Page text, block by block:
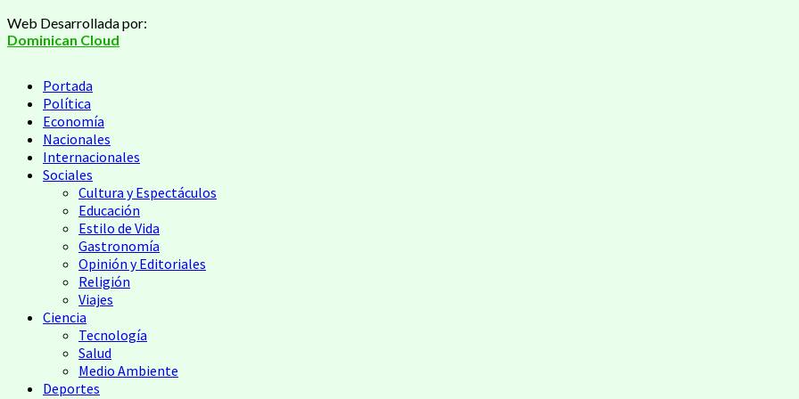
Saltar
al
Web Desarrollada por:
Dominican Cloud
Menú
principal
Portada
Política
Economía
Nacionales
Internacionales
Sociales
Cultura y Espectáculos
Educación
Estilo de Vida
Gastronomía
Opinión y Editoriales
Religión
Viajes
Ciencia
Tecnología
Salud
Medio Ambiente
Deportes